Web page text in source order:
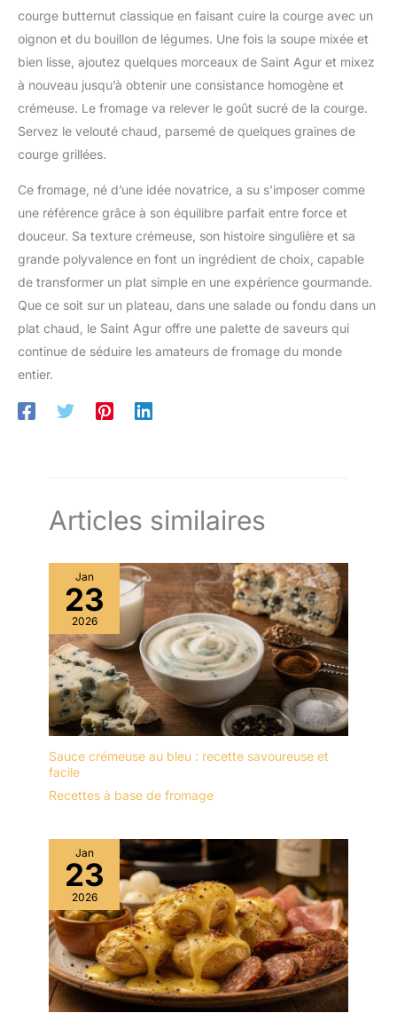
courge butternut classique en faisant cuire la courge avec un
oignon et du bouillon de légumes. Une fois la soupe mixée et
bien lisse, ajoutez quelques morceaux de Saint Agur et mixez
à nouveau jusqu’à obtenir une consistance homogène et
crémeuse. Le fromage va relever le goût sucré de la courge.
Servez le velouté chaud, parsemé de quelques graines de
courge grillées.
Ce fromage, né d’une idée novatrice, a su s’imposer comme
une référence grâce à son équilibre parfait entre force et
douceur. Sa texture crémeuse, son histoire singulière et sa
grande polyvalence en font un ingrédient de choix, capable
de transformer un plat simple en une expérience gourmande.
Que ce soit sur un plateau, dans une salade ou fondu dans un
plat chaud, le Saint Agur offre une palette de saveurs qui
continue de séduire les amateurs de fromage du monde
entier.
Articles similaires
Jan
23
2026
Sauce crémeuse au bleu : recette savoureuse et
facile
Recettes à base de fromage
Jan
23
2026